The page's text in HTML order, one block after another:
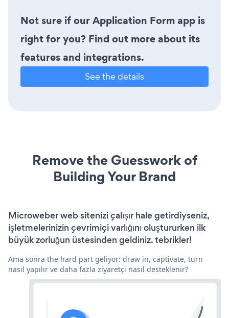
Not sure if our Application Form app is
right for you? Find out more about its
features and integrations.
See the details
Remove the Guesswork of
Building Your Brand
Microweber web sitenizi çalışır hale getirdiyseniz,
işletmelerinizin çevrimiçi varlığını oluştururken ilk
büyük zorluğun üstesinden geldiniz. tebrikler!
Ama sonra the hard part geliyor: draw in, captivate, turn
nasıl yapılır ve daha fazla ziyaretçi nasıl desteklenir?